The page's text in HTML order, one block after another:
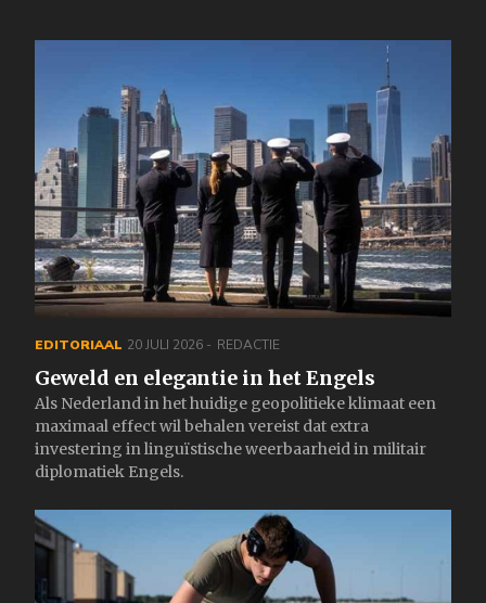
EDITORIAAL 20 JULI 2026 REDACTIE
Geweld en elegantie in het Engels
Als Nederland in het huidige geopolitieke klimaat een
maximaal effect wil behalen vereist dat extra
investering in linguïstische weerbaarheid in militair
diplomatiek Engels.